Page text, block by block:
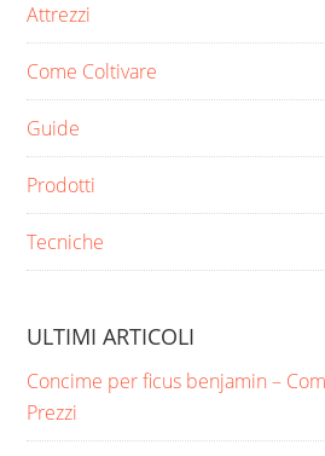
Attrezzi
Come Coltivare
Guide
Prodotti
Tecniche
ULTIMI ARTICOLI
Concime per ficus benjamin​ –
Prezzi